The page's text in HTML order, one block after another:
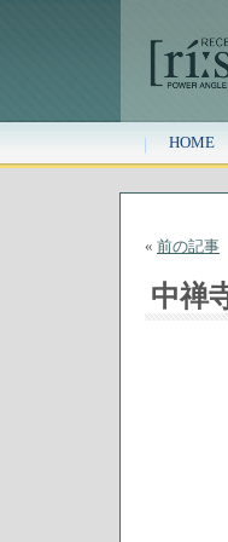
HOME
« 前の記事
中禅